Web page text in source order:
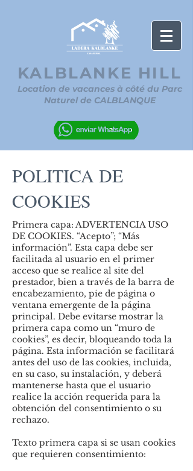
KALBLANKE HILL
Location de vacances à côté du Parc
Naturel de CALBLANQUE
POLITICA DE
COOKIES
Primera capa: ADVERTENCIA USO
DE COOKIES. “Acepto”; “Más
información”. Esta capa debe ser
facilitada al usuario en el primer
acceso que se realice al site del
prestador, bien a través de la barra de
encabezamiento, pie de página o
ventana emergente de la página
principal. Debe evitarse mostrar la
primera capa como un “muro de
cookies”, es decir, bloqueando toda la
página. Esta información se facilitará
antes del uso de las cookies, incluida,
en su caso, su instalación, y deberá
mantenerse hasta que el usuario
realice la acción requerida para la
obtención del consentimiento o su
rechazo.
Texto primera capa si se usan cookies
que requieren consentimiento: